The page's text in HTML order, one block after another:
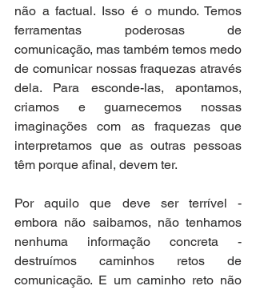
não a factual. Isso é o mundo. Temos
ferramentas poderosas de
comunicação, mas também temos medo
de comunicar nossas fraquezas através
dela. Para esconde-las, apontamos,
criamos e guarnecemos nossas
imaginações com as fraquezas que
interpretamos que as outras pessoas
têm porque afinal, devem ter.
Por aquilo que deve ser terrível -
embora não saibamos, não tenhamos
nenhuma informação concreta -
destruímos caminhos retos de
comunicação. E um caminho reto não